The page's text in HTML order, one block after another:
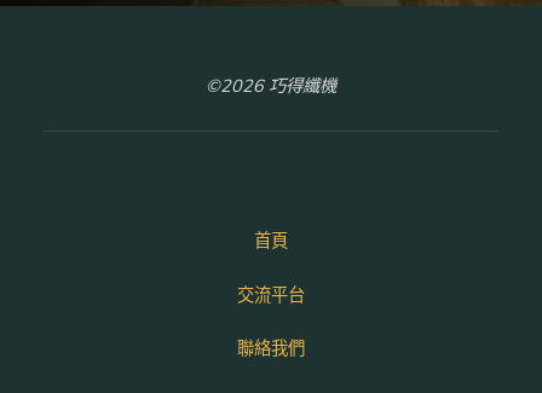
©2026 巧得纖機
首頁
交流平台
聯絡我們